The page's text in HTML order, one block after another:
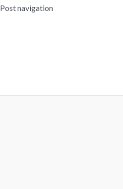
Post navigation